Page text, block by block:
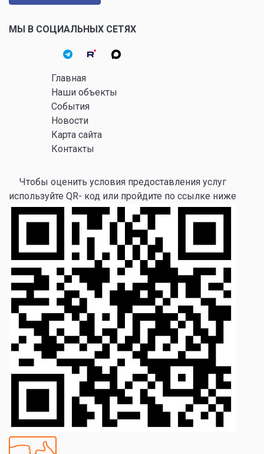
МЫ В СОЦИАЛЬНЫХ СЕТЯХ
Главная
Наши объекты
События
Новости
Карта сайта
Контакты
Чтобы оценить условия предоставления услуг
используйте QR- код или пройдите по ссылке ниже